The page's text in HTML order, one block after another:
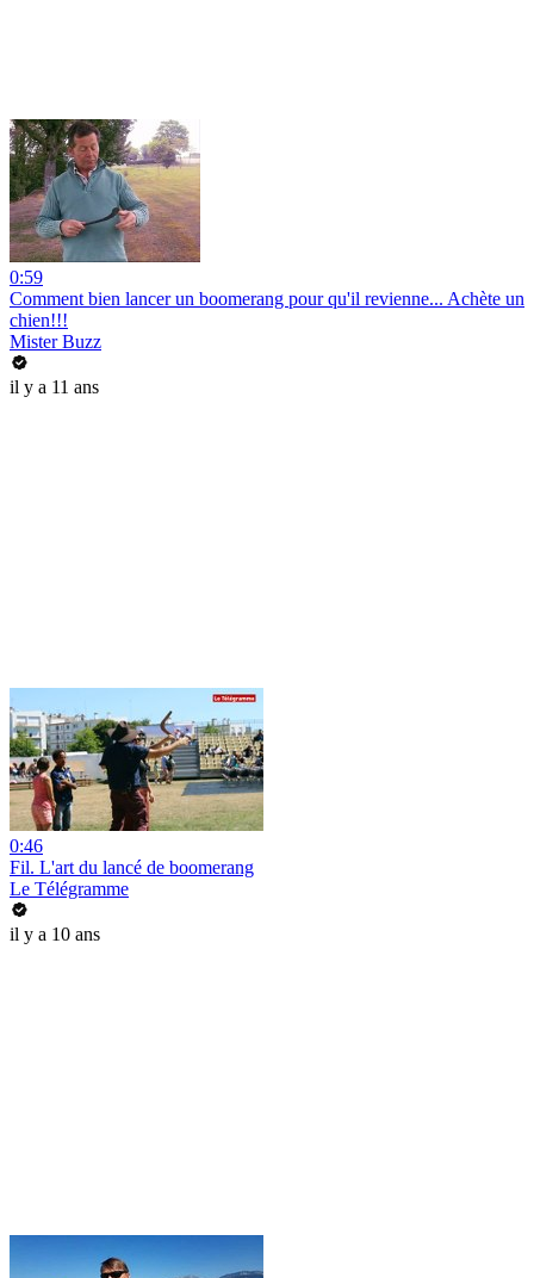
0:59
Comment bien lancer un boomerang pour qu'il revienne... Achète un
chien!!!
Mister Buzz
il y a 11 ans
0:46
Fil. L'art du lancé de boomerang
Le Télégramme
il y a 10 ans